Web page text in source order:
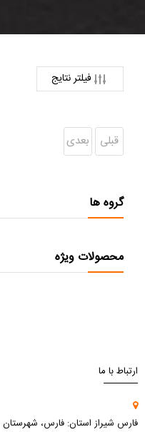
فیلتر نتایج
قبلی بعدی
گروه ها
محصولات ویژه
ارتباط با ما
فارس شیراز استان: فارس،